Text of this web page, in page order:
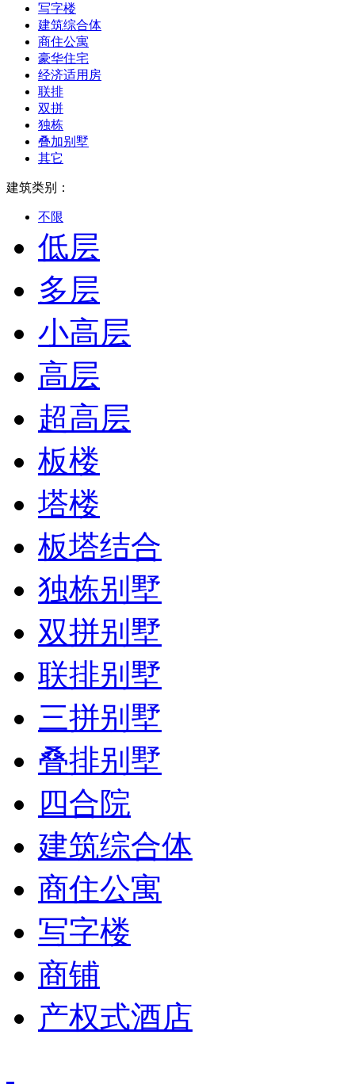
写字楼
建筑综合体
商住公寓
豪华住宅
经济适用房
联排
双拼
独栋
叠加别墅
其它
建筑类别：
不限
低层
多层
小高层
高层
超高层
板楼
塔楼
板塔结合
独栋别墅
双拼别墅
联排别墅
三拼别墅
叠排别墅
四合院
建筑综合体
商住公寓
写字楼
商铺
产权式酒店